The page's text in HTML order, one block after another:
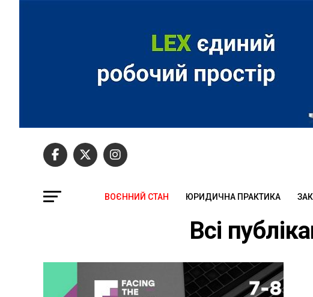
ВОЄННИЙ СТАН ЮРИДИЧНА ПРАКТИКА
Всі